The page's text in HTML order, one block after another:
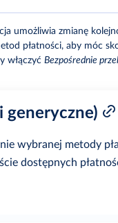
umożliwia zmianę
płatności, aby móc
włączyć Bezpośrednie
generyczne)
wybranej metody
dostępnych